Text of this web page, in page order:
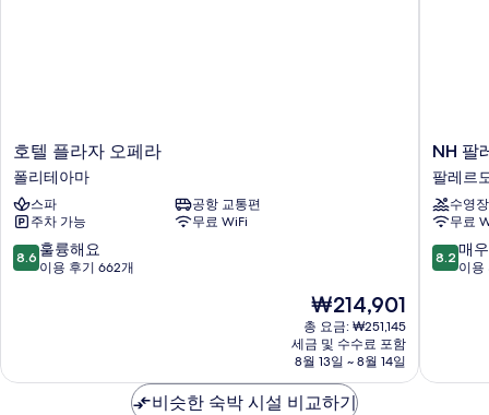
호
텔
플
라
자
오
페
마
호텔 플라자 오페라
폴리테아마
스파
공항 교통편
주차 가능
무료 WiFi
10
점
훌
8.6 훌륭해요
이용 후기 662개
현
재
요
금
₩214,901
₩214,901
총 요금: ₩251,145
세금 및 수수료 포함
8월 13일 ~ 8월 14일
NH
팔
레
르
모
팔
레
터
NH 팔
팔레르
수영장
무료
10
점
매
8.2 매
이용
비슷한 숙박 시설 비교하기